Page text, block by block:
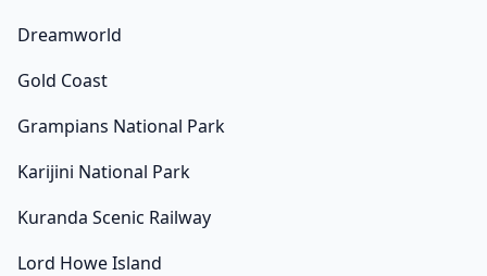
Outlet อิสระสัมผัสประสบการณ์การช้อปปิ้งตามอัธยาศัย
[…]
Dreamworld
Gold Coast
Grampians National Park
Karijini National Park
Kuranda Scenic Railway
Lord Howe Island